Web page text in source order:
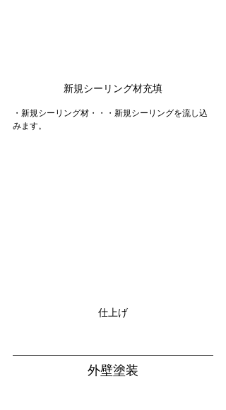
新規シーリング材充填
・新規シーリング材・・・新規シーリングを流し込
みます。
仕上げ
外壁塗装